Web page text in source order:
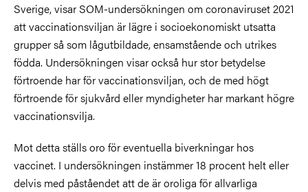
Sverige, visar SOM-undersökningen om coronaviruset 2021
att vaccinationsviljan är lägre i socioekonomiskt utsatta
grupper så som lågutbildade, ensamstående och utrikes
födda. Undersökningen visar också hur stor betydelse
förtroende har för vaccinationsviljan, och de med högt
förtroende för sjukvård eller myndigheter har markant högre
vaccinationsvilja.
Mot detta ställs oro för eventuella biverkningar hos
vaccinet. I undersökningen instämmer 18 procent helt eller
delvis med påståendet att de är oroliga för allvarliga